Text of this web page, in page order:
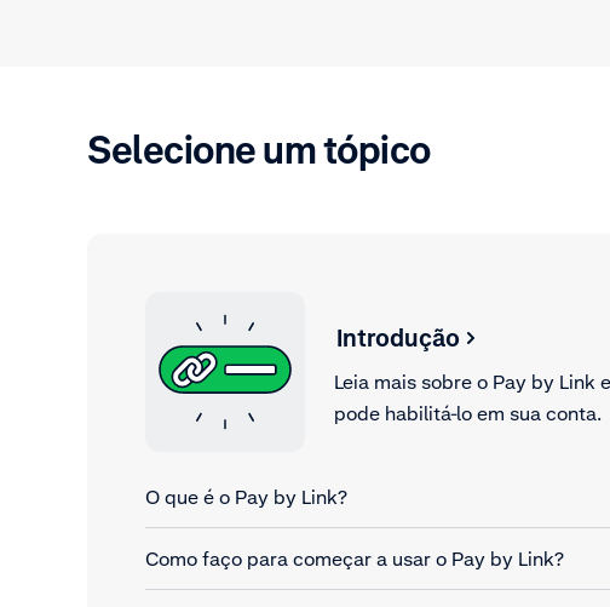
Selecione um tópico
Introdução
Leia mais sobre o Pay by Link
pode habilitá-lo em sua conta.
O que é o Pay by Link?
Como faço para começar a usar o Pay by Link?